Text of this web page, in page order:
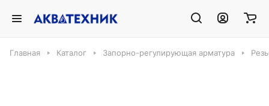
Главная Каталог Запорно-регулирующая арматура